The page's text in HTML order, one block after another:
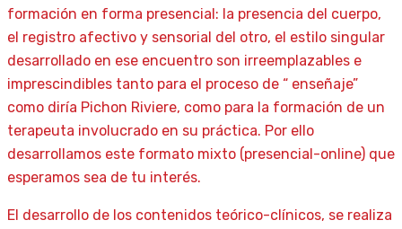
formación en forma presencial: la presencia del cuerpo,
el registro afectivo y sensorial del otro, el estilo singular
desarrollado en ese encuentro son irreemplazables e
imprescindibles tanto para el proceso de “ enseñaje”
como diría Pichon Riviere, como para la formación de un
terapeuta involucrado en su práctica. Por ello
desarrollamos este formato mixto (presencial-online) que
esperamos sea de tu interés.
El desarrollo de los contenidos teórico-clínicos, se realiza